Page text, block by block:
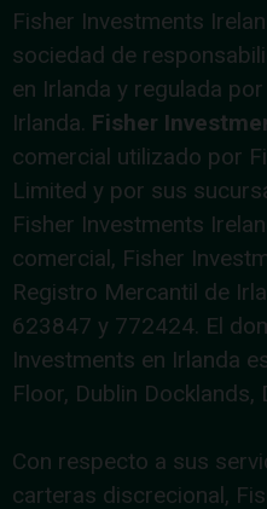
Fisher Investments
sociedad de
en Irlanda y regulada
Irlanda. Fisher
comercial utilizado por
Limited y por sus
Fisher Investments
comercial, Fisher
Registro Mercantil de
623847 y 772424. El
Investments en Irlanda
Floor, Dublin Docklands,
Con respecto a sus
carteras discrecional,